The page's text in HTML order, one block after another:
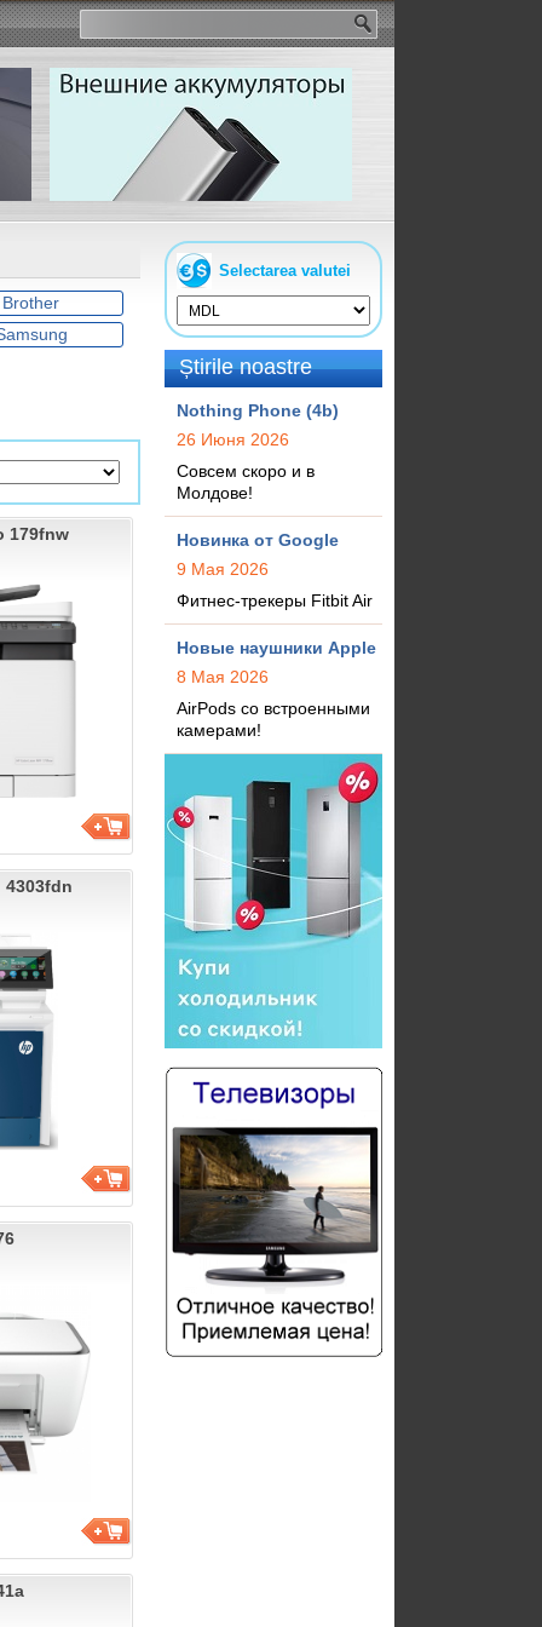
Brother
179fnw
4303fdn
Selectarea valutei
Știrile noastre
Nothing Phone (4b)
26 Июня 2026
Совсем скоро и в
Молдове!
Новинка от Google
9 Мая 2026
Фитнес-трекеры Fitbit Air
Новые наушники Apple
8 Мая 2026
AirPods со встроенными
камерами!